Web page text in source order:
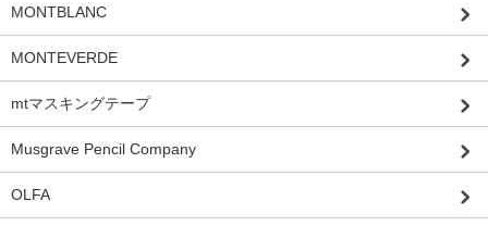
MONTBLANC
MONTEVERDE
mtマスキングテープ
Musgrave Pencil Company
OLFA